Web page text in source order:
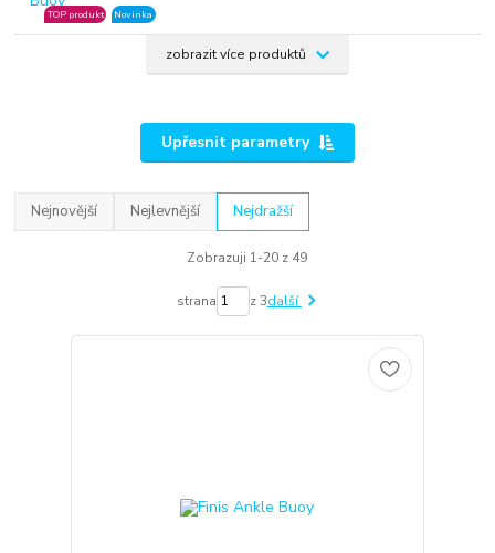
TOP produkt Novinka
zobrazit více produktů
Upřesnit parametry
Nejnovější Nejlevnější Nejdražší
Zobrazuji 1-20 z 49
strana z 3další